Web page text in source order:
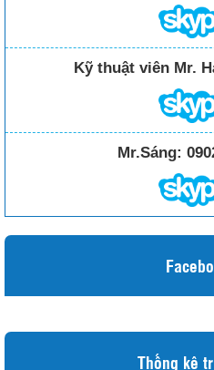
Kỹ thuật viên Mr.
Mr.Sáng:
Thống kê